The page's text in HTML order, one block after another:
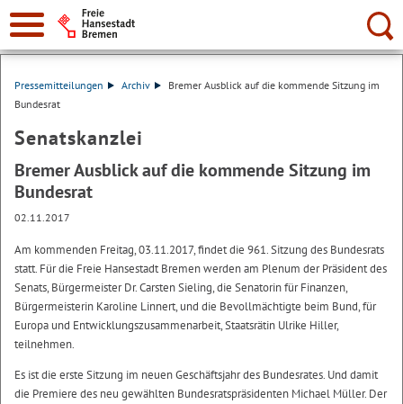
Suche:
Pressemitteilungen Archiv
Bremer Ausblick auf die kommende Sitzung im
Bundesrat
Senatskanzlei
Bremer Ausblick auf die kommende Sitzung im
Bundesrat
02.11.2017
Am kommenden Freitag, 03.11.2017, findet die 961. Sitzung des Bundesrats
statt. Für die Freie Hansestadt Bremen werden am Plenum der Präsident des
Senats, Bürgermeister Dr. Carsten Sieling, die Senatorin für Finanzen,
Bürgermeisterin Karoline Linnert, und die Bevollmächtigte beim Bund, für
Europa und Entwicklungszusammenarbeit, Staatsrätin Ulrike Hiller,
teilnehmen.
Es ist die erste Sitzung im neuen Geschäftsjahr des Bundesrates. Und damit
die Premiere des neu gewählten Bundesratspräsidenten Michael Müller. Der